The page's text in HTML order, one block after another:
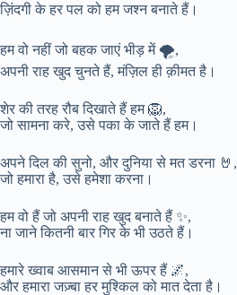
ज़िंदगी के हर पल को हम जश्न बनाते हैं।
हम वो नहीं जो बहक जाएं भीड़ में 🌪️,
अपनी राह खुद चुनते हैं, मंज़िल ही क़ीमत है।
शेर की तरह रौब दिखाते हैं हम 🦁,
जो सामना करे, उसे पका के जाते हैं हम।
अपने दिल की सुनो, और दुनिया से मत डरना 🤘,
जो हमारा है, उसे हमेशा करना।
हम वो हैं जो अपनी राह खुद बनाते हैं ✨,
ना जाने कितनी बार गिर के भी उठते हैं।
हमारे ख्वाब आसमान से भी ऊपर हैं 🌌,
और हमारा जज़्बा हर मुश्किल को मात देता है।